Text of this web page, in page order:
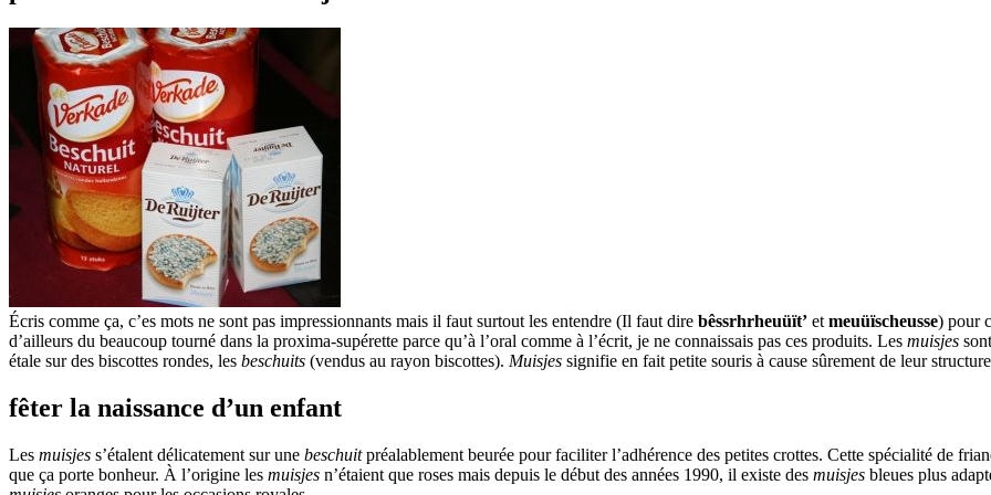
Écris comme ça, c’es mots ne sont pas impressionnants mais il faut surtout les entendre (Il faut dire bêssrhrheuüït’ et meuüïscheusse) pour
d’ailleurs du beaucoup tourné dans la proxima-supérette parce qu’à l’oral comme à l’écrit, je ne connaissais pas ces produits. Les muisjes
étale sur des biscottes rondes, les beschuits (vendus au rayon biscottes). Muisjes signifie en fait petite souris à cause sûrement de leur
fêter la naissance d’un enfant
Les muisjes s’étalent délicatement sur une beschuitpréalablement beurée pour faciliter l’adhérence des petites crottes. Cette spécialité de
que ça porte bonheur. À l’origine les muisjes n’étaient que roses mais depuis le début des années 1990, il existe des muisjes bleues plus